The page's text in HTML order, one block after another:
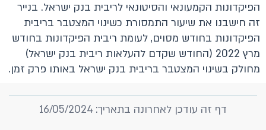
הפיקדונות הקמעונאי והסיטונאי לריבית בנק ישראל. בנייר
זה חישבנו את שיעור התמסורת כשינוי המצטבר בריבית
הפיקדונות בחודש מסוים, לעומת ריבית הפיקדונות בחודש
מרץ 2022 (החודש שקדם להעלאות ריבית בנק ישראל)
מחולק בשינוי המצטבר בריבית בנק ישראל באותו פרק זמן.
דף זה עודכן לאחרונה בתאריך: 16/05/2024